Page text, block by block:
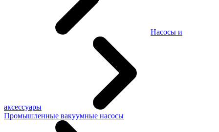
Насосы и
аксессуары
Промышленные вакуумные насосы